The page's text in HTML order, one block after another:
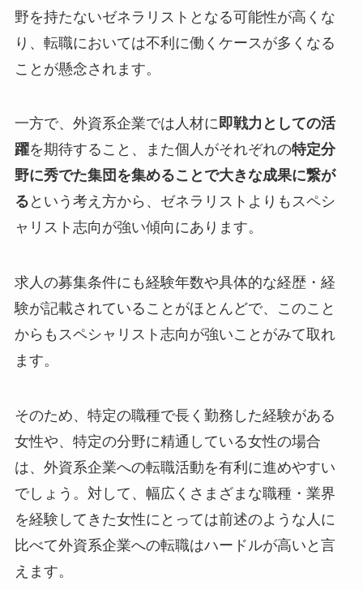
野を持たないゼネラリストとなる可能性が高くな
り、転職においては不利に働くケースが多くなる
ことが懸念されます。
一方で、外資系企業では人材に即戦力としての活
躍を期待すること、また個人がそれぞれの特定分
野に秀でた集団を集めることで大きな成果に繋が
る という考え方から、ゼネラリストよりもスペシ
ャリスト志向が強い傾向にあります。
求人の募集条件にも経験年数や具体的な経歴・経
験が記載されていることがほとんどで、このこと
からもスペシャリスト志向が強いことがみて取れ
ます。
そのため、特定の職種で長く勤務した経験がある
女性や、特定の分野に精通している女性の場合
は、外資系企業への転職活動を有利に進めやすい
でしょう。対して、幅広くさまざまな職種・業界
を経験してきた女性にとっては前述のような人に
比べて外資系企業への転職はハードルが高いと言
えます。